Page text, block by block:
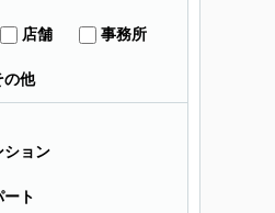
店舗 事務所
の他
ション
ト